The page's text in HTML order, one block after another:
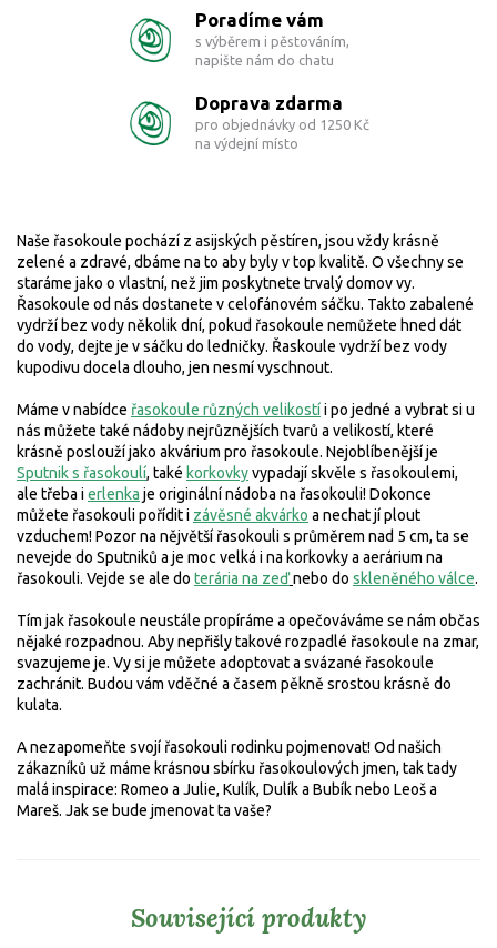
Poradíme vám
s výběrem i pěstováním,
napište nám do chatu
Doprava zdarma
pro objednávky od 1250 Kč
na výdejní místo
Související produkty
Naše řasokoule pochází z asijských pěstíren, jsou vždy krásně
zelené a zdravé, dbáme na to aby byly v top kvalitě. O všechny se
staráme jako o vlastní, než jim poskytnete trvalý domov vy.
Řasokoule od nás dostanete v celofánovém sáčku. Takto zabalené
vydrží bez vody několik dní, pokud řasokoule nemůžete hned dát
do vody, dejte je v sáčku do ledničky. Řaskoule vydrží bez vody
kupodivu docela dlouho, jen nesmí vyschnout.
Máme v nabídce řasokoule různých velikostíi po jedné a vybrat si u
nás můžete také nádoby nejrůznějších tvarů a velikostí, které
krásně poslouží jako akvárium pro řasokoule. Nejoblíbenější je
Sputnik s řasokoulí, také korkovkyvypadají skvěle s řasokoulemi,
ale třeba ierlenka je originální nádoba na řasokouli! Dokonce
můžete řasokouli pořídit i závěsné akvárko a nechat jí plout
vzduchem! Pozor na nějvětší řasokouli s průměrem nad 5 cm, ta se
nevejde do Sputniků a je moc velká i na korkovky a aerárium na
řasokouli. Vejde se ale do terária na zeďnebo do skleněného válce.
Tím jak řasokoule neustále propíráme a opečováváme se nám občas
nějaké rozpadnou. Aby nepřišly takové rozpadlé řasokoule na zmar,
svazujeme je. Vy si je můžete adoptovat a svázané řasokoule
zachránit. Budou vám vděčné a časem pěkně srostou krásně do
kulata.
A nezapomeňte svojí řasokouli rodinku pojmenovat! Od našich
zákazníků už máme krásnou sbírku řasokoulových jmen, tak tady
malá inspirace: Romeo a Julie, Kulík, Dulík a Bubík nebo Leoš a
Mareš. Jak se bude jmenovat ta vaše?